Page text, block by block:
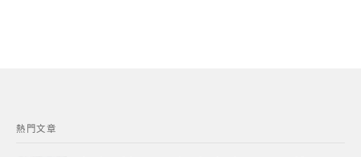
熱門文章